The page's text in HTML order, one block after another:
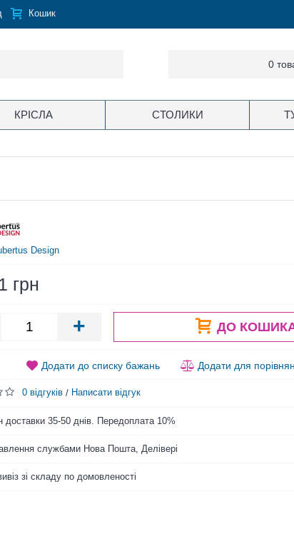
Кошик
0
КРІСЛА СТОЛИКИ
Design
грн
+ ДО
Додати до списку бажань Додати для
0 відгуків / Написати відгук
доставки 35-50 днів. Передоплата 10%
службами Нова Пошта, Делівері
зі складу по домовленості